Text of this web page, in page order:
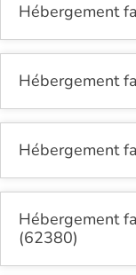
Hébergement
Hébergement
Hébergement
Hébergement
(62380)